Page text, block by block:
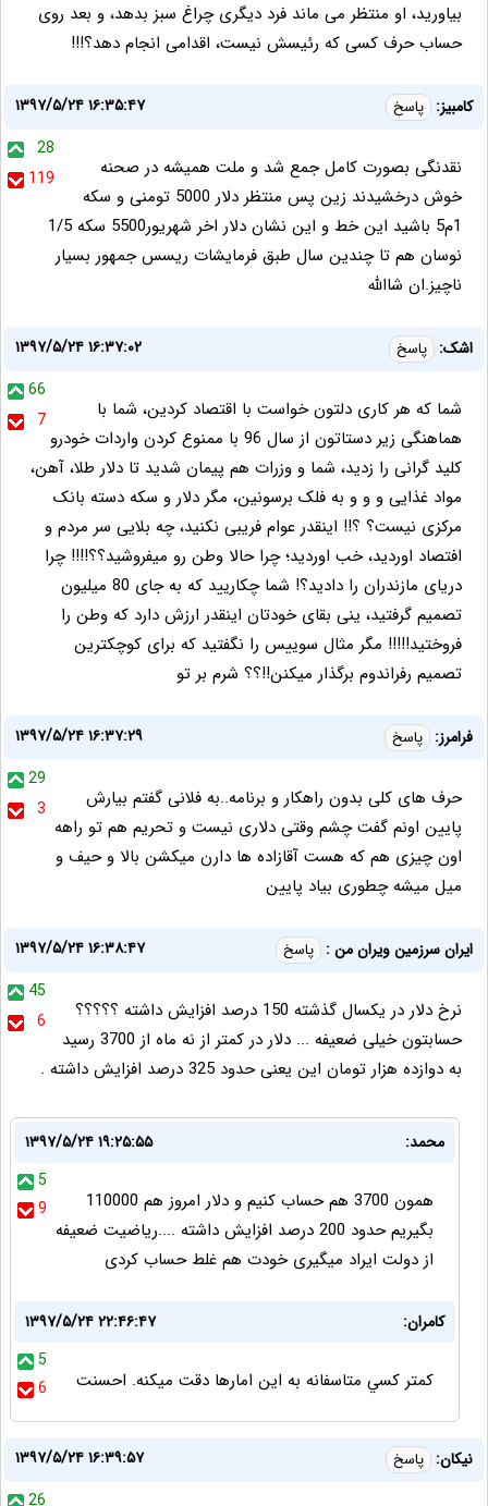
بیاورید، او منتظر می ماند فرد دیگری چراغ سبز بدهد، و بعد روی
حساب حرف کسی که رئیسش نیست، اقدامی انجام دهد؟!!!
کامبیز: پاسخ
۱۳۹۷/۵/۲۴ ۱۶:۳۵:۴۷
28
119
نقدنگی بصورت کامل جمع شد و ملت همیشه در صحنه
خوش درخشیدند زین پس منتظر دلار 5000 تومنی و سکه
1م5 باشید این خط و این نشان دلار اخر شهریور5500 سکه 1/5
نوسان هم تا چندین سال طبق فرمایشات ریسس جمهور بسیار
ناچیز.ان شاالله
اشک: پاسخ
۱۳۹۷/۵/۲۴ ۱۶:۳۷:۰۲
66
7
شما که هر کاری دلتون خواست با اقتصاد کردین، شما با
هماهنگی زیر دستاتون از سال 96 با ممنوع کردن واردات خودرو
کلید گرانی را زدید، شما و وزرات هم پیمان شدید تا دلار طلا، آهن،
مواد غذایی و و و به فلک برسونین، مگر دلار و سکه دسته بانک
مرکزی نیست؟ ؟!! اینقدر عوام فریبی نکنید، چه بلایی سر مردم و
افتصاد اوردید، خب اوردید؛ چرا حالا وطن رو میفروشید؟؟!!!! چرا
دریای مازندران را دادید؟! شما چکاریید که به جای 80 میلیون
تصمیم گرفتید، ینی بقای خودتان اینقدر ارزش دارد که وطن را
فروختید!!!!! مگر مثال سوییس را نگفتید که برای کوچکترین
تصميم رفراندوم برگذار میکنن!!؟؟ شرم بر تو
فرامرز: پاسخ
۱۳۹۷/۵/۲۴ ۱۶:۳۷:۲۹
29
3
حرف های کلی بدون راهکار و برنامه..به فلانی گفتم بیارش
پایین اونم گفت چشم وقتی دلاری نیست و تحریم هم تو راهه
اون چیزی هم که هست آقازاده ها دارن میکشن بالا و حیف و
میل میشه چطوری بیاد پایین
ایران سرزمین ویران من : پاسخ
۱۳۹۷/۵/۲۴ ۱۶:۳۸:۴۷
45
6
نرخ دلار در یکسال گذشته 150 درصد افزایش داشته ؟؟؟؟؟
حسابتون خیلی ضعیفه ... دلار در کمتر از نه ماه از 3700 رسید
به دوازده هزار تومان این یعنی حدود 325 درصد افزایش داشته .
محمد:
۱۳۹۷/۵/۲۴ ۱۹:۲۵:۵۵
5
9
همون 3700 هم حساب کنیم و دلار امروز هم 110000
بگیریم حدود 200 درصد افزایش داشته ....ریاضیت ضعیفه
از دولت ایراد میگیری خودت هم غلط حساب کردی
كامران:
۱۳۹۷/۵/۲۴ ۲۲:۴۶:۴۷
5
6
كمتر كسي متاسفانه به اين امارها دقت ميكنه. احسنت
نیکان: پاسخ
۱۳۹۷/۵/۲۴ ۱۶:۳۹:۵۷
26